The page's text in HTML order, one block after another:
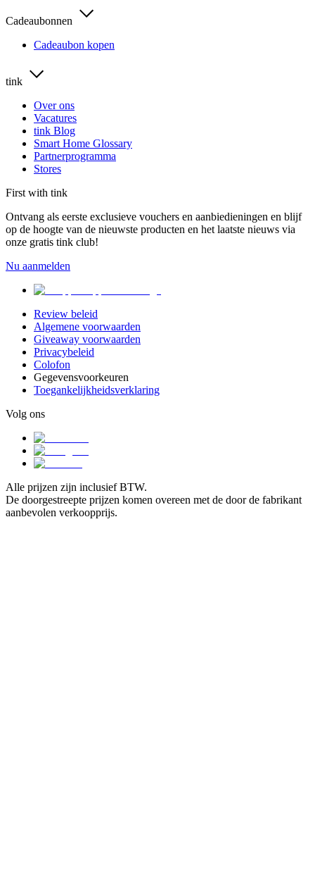
Cadeaubonnen
Cadeaubon kopen
tink
Over ons
Vacatures
tink Blog
Smart Home Glossary
Partnerprogramma
Stores
First with tink
Ontvang als eerste exclusieve vouchers en aanbiedieningen en blijf
op de hoogte van de nieuwste producten en het laatste nieuws via
onze gratis tink club!
Nu aanmelden
Review beleid
Algemene voorwaarden
Giveaway voorwaarden
Privacybeleid
Colofon
Gegevensvoorkeuren
Toegankelijkheidsverklaring
Volg ons
Alle prijzen zijn inclusief BTW.
De doorgestreepte prijzen komen overeen met de door de fabrikant
aanbevolen verkoopprijs.